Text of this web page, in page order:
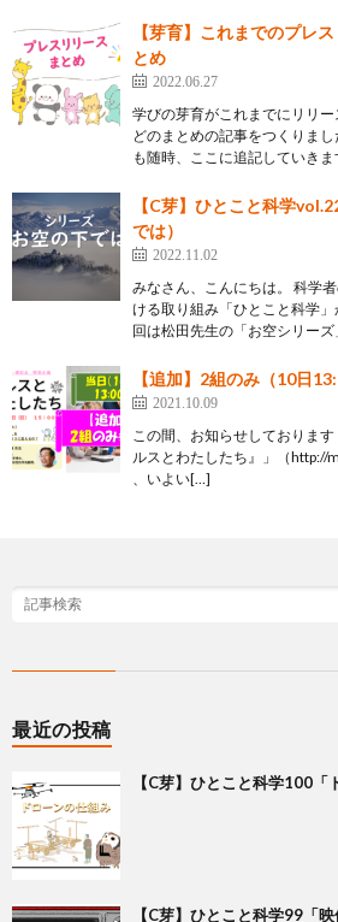
【芽育】これまでのプレ
とめ
2022.06.27
学びの芽育がこれまでにリリ
どのまとめの記事をつくりま
も随時、ここに追記していき
【C芽】ひとこと科学
では）
2022.11.02
みなさん、こんにちは。 科学
ける取り組み「ひとこと科学
回は松田先生の「お空シリー
【追加】2組のみ（10日
2021.10.09
この間、お知らせしておりま
ルスとわたしたち』」（http://
、いよい[…]
最近の投稿
【C芽】ひとこと科学100「
【C芽】ひとこと科学99「映